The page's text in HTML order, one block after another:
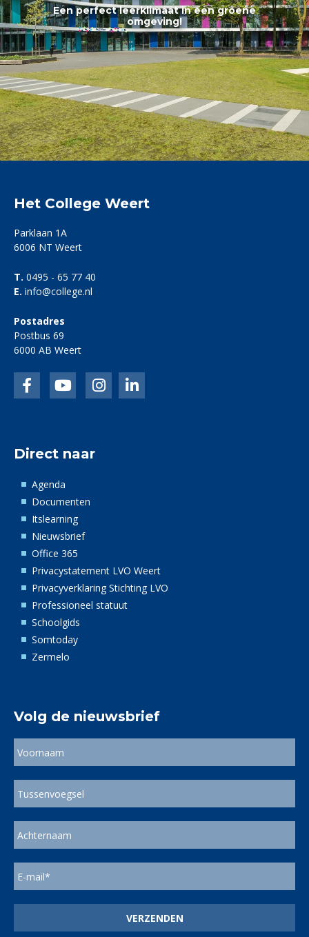
Een perfect leerklimaat in een groene
omgeving!
Samen leren met plezier!
Het College Weert
Parklaan 1A
6006 NT Weert
T. 0495 - 65 77 40
E. info@college.nl
Postadres
Postbus 69
6000 AB Weert
Direct naar
Agenda
Documenten
Itslearning
Nieuwsbrief
Office 365
Privacystatement LVO Weert
Privacyverklaring Stichting LVO
Professioneel statuut
Schoolgids
Somtoday
Zermelo
Volg de nieuwsbrief